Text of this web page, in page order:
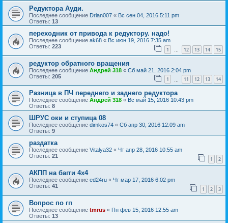
Редуктора Ауди.
Последнее сообщение Drian007 « Вс сен 04, 2016 5:11 pm
Ответы: 13
переходник от привода к редуктору. надо!
Последнее сообщение ak68 « Вс июн 19, 2016 7:35 am
Ответы: 223 1 … 12 13 14 15
редуктор обратного вращения
Последнее сообщение Андрей 318 « Сб май 21, 2016 2:04 pm
Ответы: 205 1 11 12 13 14
Разница в ПЧ переднего и заднего редуктора
Последнее сообщение Андрей 318 « Вс май 15, 2016 10:43 pm
Ответы: 8
ШРУС оки и ступица 08
Последнее сообщение dimkos74 « Сб апр 30, 2016 12:09 am
Ответы: 9
раздатка
Последнее сообщение Vitalya32 « Чт апр 28, 2016 10:55 am
Ответы: 21 1 2
АКПП на багги 4х4
Последнее сообщение ed24ru « Чт мар 17, 2016 6:02 pm
Ответы: 41 1 2 3
Вопрос по гп
Последнее сообщение tmrus « Пн фев 15, 2016 12:55 am
Ответы: 13